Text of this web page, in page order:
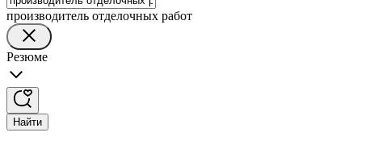
производитель отделочных работ
Резюме
Найти